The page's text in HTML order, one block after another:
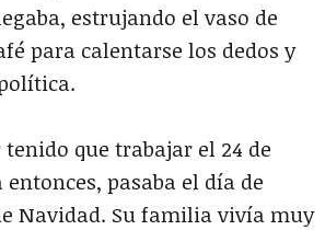
estrujando el vaso de
para calentarse los dedos y
que trabajar el 24 de
pasaba el día de
Navidad. Su familia vivía muy